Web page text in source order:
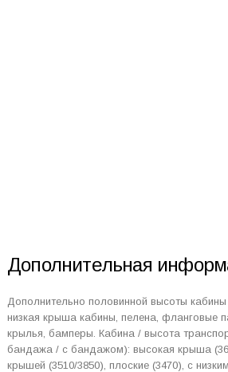
Дополнительная
Дополнительно половинной высоты
низкая крыша кабины, пелена, фланговые
крылья, бамперы. Кабина / высота
бандажа / с бандажом): высокая крыша
крышей (3510/3850), плоские (3470), с